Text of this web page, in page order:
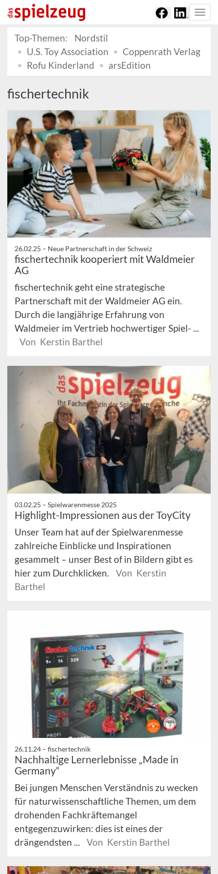
Top-Themen:
Nordstil
U.S. Toy Association
Coppenrath Verlag
Rofu Kinderland
arsEdition
fischertechnik
26.02.25 – Neue Partnerschaft in der Schweiz
fischertechnik kooperiert mit Waldmeier
AG
fischertechnik geht eine strategische
Partnerschaft mit der Waldmeier AG ein.
Durch die langjährige Erfahrung von
Waldmeier im Vertrieb hochwertiger Spiel- ...
Von Kerstin Barthel
03.02.25 – Spielwarenmesse 2025
Highlight-Impressionen aus der ToyCity
Unser Team hat auf der Spielwarenmesse
zahlreiche Einblicke und Inspirationen
gesammelt – unser Best of in Bildern gibt es
hier zum Durchklicken.
Von Kerstin
Barthel
26.11.24 – fischertechnik
Nachhaltige Lernerlebnisse „Made in
Germany“
Bei jungen Menschen Verständnis zu wecken
für naturwissenschaftliche Themen, um dem
drohenden Fachkräftemangel
entgegenzuwirken: dies ist eines der
drängendsten ...
Von Kerstin Barthel